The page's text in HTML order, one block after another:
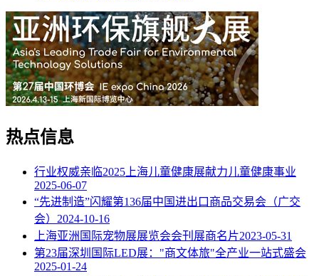
热点信息
行业权威亲临2025上海儿童健康展献力儿童健康事业
2025-06-07
“先进制造”闪耀第136届中国进出口商品交易会（广交
会） 2024-10-16
上海亚洲国际宠物展展览会会刊展商名片2023-05-31
第23届深圳国际LED展："商文体旅"全产业一站式盛会
2025-01-24